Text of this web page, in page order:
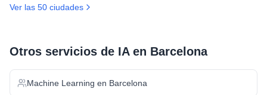
Ver las 50 ciudades
Otros servicios de IA en Barcelona
Machine Learning en Barcelona